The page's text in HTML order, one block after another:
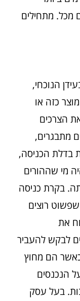
מכל. מתחילים
הנוכחי,
כזה או
הצרכים
מתבגרים,
בדלת הכניסה,
מי שההורים
בקרת כניסה
רוצים
את
לבקש להעביר
הם מחוץ
הנכנסים
בעל עסק